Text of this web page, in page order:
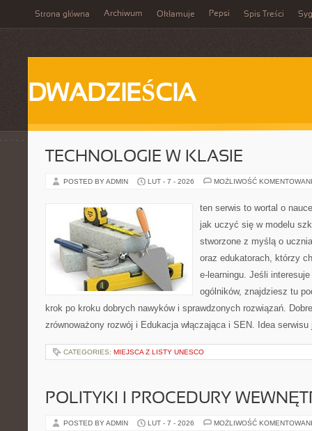
Strona główna Archiwum Okłamuje Pepsi Spis Treści
DWADZIEŚCIA
TECHNOLOGIE W KLASIE
POSTED BY ADMIN LUT - 7 - 2026 MOŻLIWOŚĆ
ten serwis to wortal o
jak uczyć się w modelu
stworzone z myślą o
oraz edukatorach, którzy
e-learningu. Jeśli
ogólników, znajdziesz tu
krok po kroku dobrych nawyków i sprawdzonych rozwiązań.
zrównoważony rozwój i Edukacja włączająca i SEN. Idea
CATEGORIES: MIEJSCA Z LISTY UNESCO
POLITYKI I PROCEDURY
POSTED BY ADMIN LUT - 7 - 2026 MOŻLIWOŚĆ